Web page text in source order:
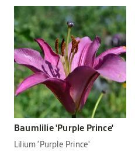
Baumlilie 'Purple Prince'
Lilium 'Purple Prince'